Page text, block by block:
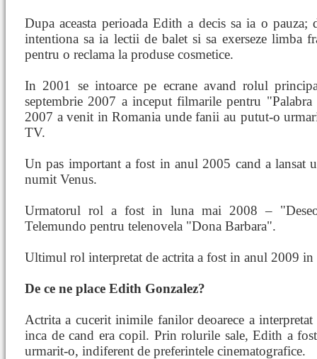
Dupa aceasta perioada Edith a decis sa ia o
intentiona sa ia lectii de balet si sa exerseze limba
pentru o reclama la produse cosmetice.
In 2001 se intoarce pe ecrane avand rolul
septembrie 2007 a inceput filmarile pentru
2007 a venit in Romania unde fanii au putut-o
TV.
Un pas important a fost in anul 2005 cand a lansat
numit Venus.
Urmatorul rol a fost in luna mai 2008 –
Telemundo pentru telenovela "Dona Barbara".
Ultimul rol interpretat de actrita a fost in anul 2009 in
De ce ne place Edith Gonzalez?
Actrita a cucerit inimile fanilor deoarece a
inca de cand era copil. Prin rolurile sale, Edith a
urmarit-o, indiferent de preferintele cinematografice.